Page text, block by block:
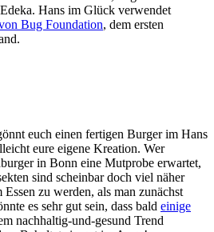
Hans im Glück verwendet
Bug Foundation, dem ersten
euch einen fertigen Burger im Hans
eure eigene Kreation. Wer
in Bonn eine Mutprobe erwartet,
sind scheinbar doch viel näher
zu werden, als man zunächst
es sehr gut sein, dass bald einige
nachhaltig-und-gesund Trend